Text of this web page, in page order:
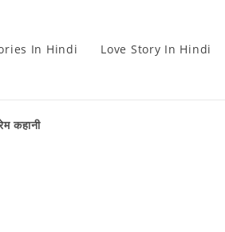
In Hindi Love Story In Hindi
कहानी